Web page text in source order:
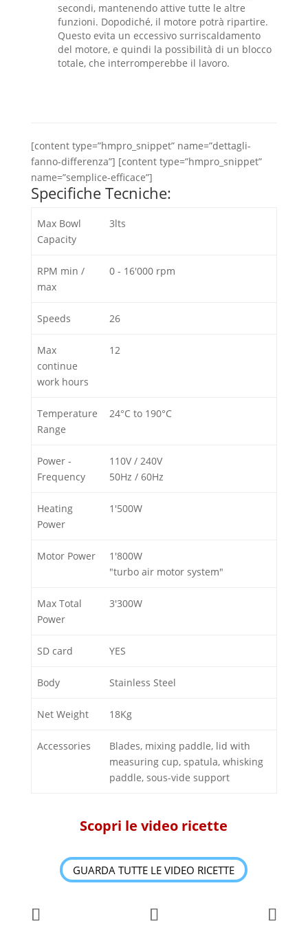
secondi, mantenendo attive tutte le altre
funzioni. Dopodiché, il motore potrà ripartire.
Questo evita un eccessivo surriscaldamento
del motore, e quindi la possibilità di un blocco
totale, che interromperebbe il lavoro.
[content type=”hmpro_snippet” name=”dettagli-
fanno-differenza”] [content type=”hmpro_snippet”
name=”semplice-efficace”]
Specifiche Tecniche:
Max Bowl
Capacity
3lts
RPM min /
max
0 - 16'000 rpm
Speeds 26
Max
continue
work hours
12
Temperature
Range
24°C to 190°C
Power -
Frequency
110V / 240V
50Hz / 60Hz
Heating
Power
1'500W
Motor Power
1'800W
"turbo air motor system"
Max Total
Power
3'300W
SD card YES
Body Stainless Steel
Net Weight 18Kg
Accessories
Blades, mixing paddle, lid with
measuring cup, spatula, whisking
paddle, sous-vide support
Scopri le video ricette
GUARDA TUTTE LE VIDEO RICETTE